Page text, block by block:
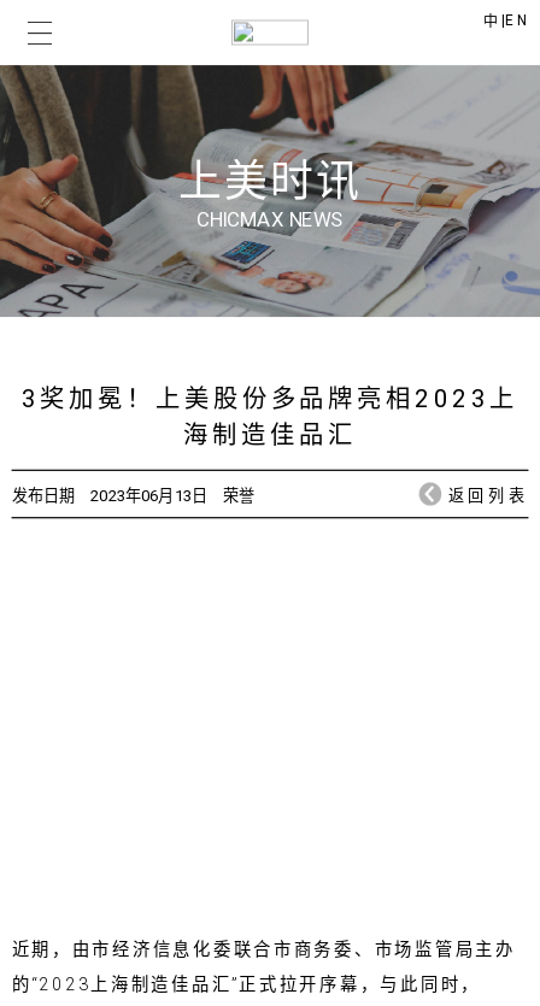
中 |EN
上美时讯
CHICMAX NEWS
3奖加冕！上美股份多品牌亮相2023上
海制造佳品汇
发布日期 2023年06月13日 荣誉 返回列表
近期，由市经济信息化委联合市商务委、市场监管局主办
的“2023上海制造佳品汇”正式拉开序幕，与此同时，